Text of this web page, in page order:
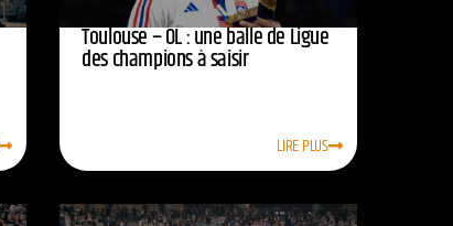
Toulouse – OL : une balle de Ligue
des champions à saisir
LIRE PLUS